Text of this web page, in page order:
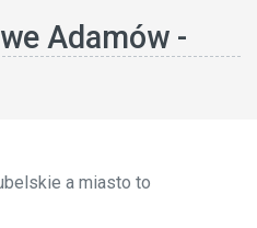
Adamów -
a miasto to